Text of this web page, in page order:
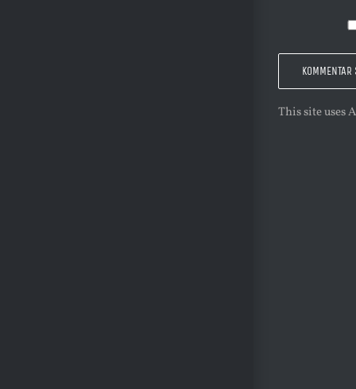
This site uses